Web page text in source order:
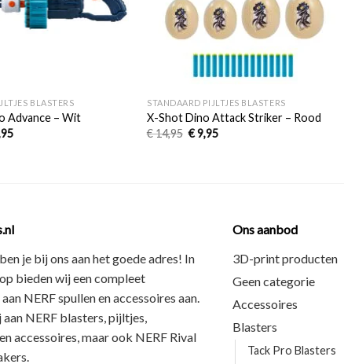
BLASTERS
Advance – Wit
STANDAARD PIJLTJES BLASTERS
X-Shot Dino Attack Striker – Rood
€14,95 €9,95
je bij ons aan het goede adres! In
bieden wij eencompleet
aan NERF spullen en accessoires aan.
aan NERF blasters, pijltjes,
accessoires, maar ook NERF Rival
.
Ons aanbod
3D-print producten
Geen categorie
Accessoires
Blasters
Tack Pro Blasters